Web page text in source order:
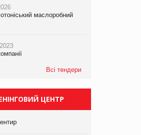
компанії «УкраМарин»
маслоробний
Всі тендери
ЦЕНТР